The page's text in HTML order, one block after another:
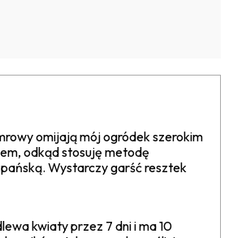
omijają mój ogródek szerokim
odkąd stosuję metodę
Wystarczy garść resztek
kwiaty przez 7 dni i ma 10